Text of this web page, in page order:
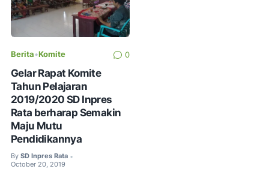
Berita •Komite 0
Gelar Rapat Komite
Tahun Pelajaran
2019/2020 SD Inpres
Rata berharap Semakin
Maju Mutu
Pendidikannya
By SD Inpres Rata •
October 20, 2019